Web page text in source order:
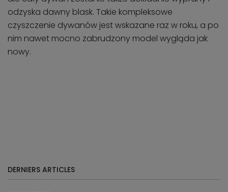
odzyska dawny blask. Takie kompleksowe
czyszczenie dywanów jest wskazane raz w roku, a po
nim nawet mocno zabrudzony model wygląda jak
nowy.
DERNIERS ARTICLES